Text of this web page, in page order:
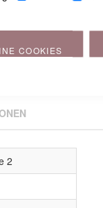
COOKIES
*
2